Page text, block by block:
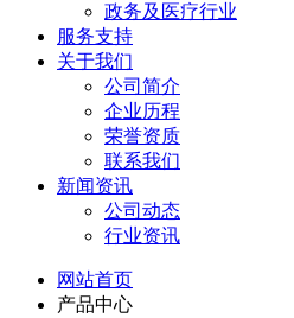
政务及医疗行业
服务支持
关于我们
公司简介
企业历程
荣誉资质
联系我们
新闻资讯
公司动态
行业资讯
网站首页
产品中心